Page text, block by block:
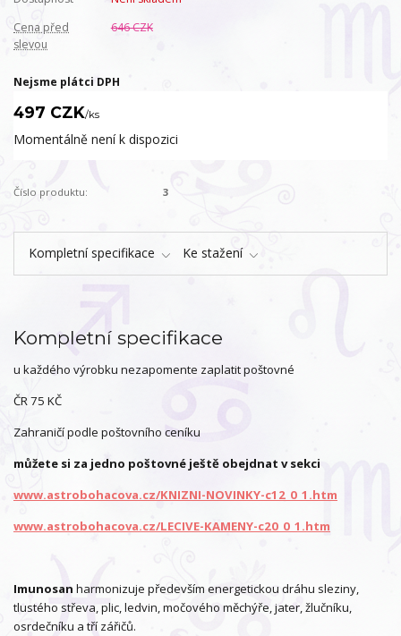
Cena před
slevou
646 CZK
Nejsme plátci DPH
497 CZK/ks
Momentálně není k dispozici
Číslo produktu: 3
Kompletní specifikace Ke stažení
Kompletní specifikace
u každého výrobku nezapomente zaplatit poštovné
ČR 75 KČ
Zahraničí podle poštovního ceníku
můžete si za jedno poštovné ještě obejdnat v sekci
www.astrobohacova.cz/KNIZNI-NOVINKY-c12_0_1.htm
www.astrobohacova.cz/LECIVE-KAMENY-c20_0_1.htm
Imunosan harmonizuje především energetickou dráhu sleziny,
tlustého střeva, plic, ledvin, močového měchýře, jater, žlučníku,
osrdečníku a tří zářičů.